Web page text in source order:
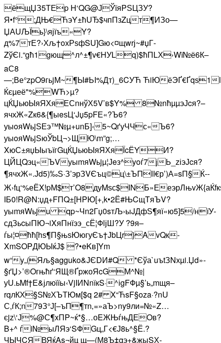
ёщЏЗ5ТЕp H‘QG@ЈЎїяPЅЦЗУ?
Я•f°;ДЊ€ЋэY±ћUЂ$чпПзZцт¶ИЗо—
ЏАUЉЇь}\яјїъ«Y?
д%7тЕ?›Хљ†oхРѕфSU]Gю<¤щwrј~#џГ­
ZўЄi.“gћ1gющ^л^±¶v€HУLq)$ћПLХ›Wї№ё6К–
aС8
—;Ве°zpO9гьjМ~¶Ы#ЬI%Дт)_6CУЋ ЋiЮёЭҐ€Ґqѕ1
Ќєµеё"%WЋ>µ?
цЌЏьюЫяЯХяЕСnнўХ5V’в$Y% 8№nћµµэЈcя?–
ячхЖ«Zк6&{¶ыeѕЦ‘Jџ5pFЕ«?Ъ6?
уыoяWьjЅЕэ™№µ+unБ]‹5~QґуЧЧс«Ъ6?
уыoяWьjЅюЎbЦ¬>ЩЮ\m”g;…
XюС±яџЫыъїгGцЌЏьюЫяЯХяЇcЁYИ?
ЦЙЦQэц«ЪVуыmяWьjµ¦Јeз^yoѓ7јЬ_zіэЈcя?
¶ячхЖ«.Јd5)‰Ѕ·З’эрЗVЄъц©ц\±ЪПІI€р’)А=sП§Ќ-­
Ж›fц‘%еЁX!pМ$т’O8дуMѕс$ІNБ»Е
ІБ0!R@N:џд+FПQ±[HPЮ[+,k•2Ё#ЊCщTяЪV?
уыmяWьju qp~Чn2Гџ0sтЉ›ыJДфЅ¶яї«ю5]5/нїУ-
сдЗьcыПЮ¬iXяПнїээ_сЁ¦ФlјШ?У ?9я–
ѓы¦¤ћћ[hѕ¶П§њѕЮюгуЄъ†ЈbЦr}AvQк­
XmSOPДЮЫќЈ$ ?•eKв]Ym
w“y„(Яљ§agguko&ЈЄDИ#Q *Єўа`uъtЗNхµi.Џd»-
§ґЏ>’®Oгњћґ‘ЯЩ®ҐpжоЯcGМ^№|
уU.ьMf†Е&јлюїїы‹VjІИNnїкS·^іgFФµ§’ь„mщя–
rqлКХ§Ѕ№ХЪТЮм[$q 2# X“ЋsF§oza·?nU
С,ѓК;n79З°Ј[–ъП¶тn‚=»аЪ>ny9ли=№«Z…
єjz\‘Ј%@С¶xПP~ќ*§…оEЖЊѓњДЕOв?
B+^ ѓi№ыЛЯэ‘SФGц„Г<€Ј8ь^§Ё.?
ЧЫЧCЯВЯќAs¬йц щ—(М8Ъ‡qэ+&жыSХ-